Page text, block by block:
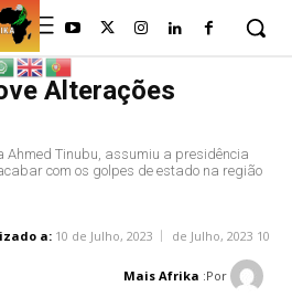
Alterações
Ahmed Tinubu, assumiu a presidência
com os golpes de estado na região.
10 de Julho, 2023
a: 10 de Julho, 2023
Por:
Mais Afrika